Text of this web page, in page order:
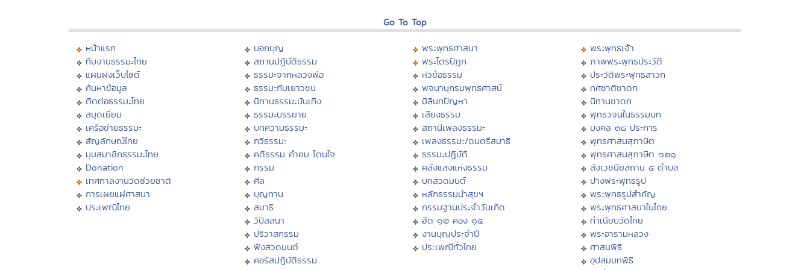
Go To Top
หน้าแรก
ทีมงานธรรมะไทย
แผนผังเว็บไซต์
ค้นหาข้อมูล
ติดต่อธรรมะไทย
สมุดเยี่ยม
เครือข่ายธรรมะ
สัญลักษณ์ไทย
มุมสมาชิกธรรมะไทย
Donation
เทศกาลงานวัดช่วยชาติ
การเผยแผ่ศาสนา
ประเพณีไทย
บอกบุญ
สถานปฏิบัติธรรม
ธรรมะจากหลวงพ่อ
ธรรมะกับเยาวชน
นิทานธรรมะบันเทิง
ธรรมะบรรยาย
บทความธรรมะ
กวีธรรมะ
คติธรรม คำคม โดนใจ
กรรม
ศีล
บุญทาน
สมาธิ
วิปัสสนา
ปริวาสกรรม
ฟังสวดมนต์
คอร์สปฏิบัติธรรม
พระพุทธศาสนา
พระไตรปิฏก
หัวข้อธรรม
พจนานุกรมพุทธศาสน์
มิลินทปัญหา
เสียงธรรม
สถานีเพลงธรรมะ
เพลงธรรมะ/ดนตรีสมาธิ
ธรรมะปฏิบัติ
คลังแสงแห่งธรรม
บทสวดมนต์
หลักธรรมนำสุขฯ
กรรมฐานประจำวันเกิด
ฮีต ๑๒ คอง ๑๔
งานบุญประจำปี
ประเพณีทั่วไทย
พระพุทธเจ้า
ภาพพระพุทธประวัติ
ประวัติพระพุทธสาวก
ทศชาติชาดก
นิทานชาดก
พุทธวจนในธรรมบท
มงคล ๓๘ ประการ
พุทธศาสนสุภาษิต
พุทธศาสนสุภาษิต ๖๒๑
สังเวชนียสถาน ๔ ตำบล
ปางพระพุทธรูป
พระพุทธรูปสำคัญ
พระพุทธศาสนาในไทย
ทำเนียบวัดไทย
พระอารามหลวง
ศาสนพิธี
อุปสมบทพิธี